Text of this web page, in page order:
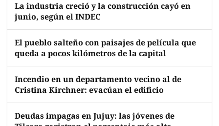
La industria creció y la construcción cayó en
junio, según el INDEC
El pueblo salteño con paisajes de película que
queda a pocos kilómetros de la capital
Incendio en un departamento vecino al de
Cristina Kirchner: evacúan el edificio
Deudas impagas en Jujuy: las jóvenes de